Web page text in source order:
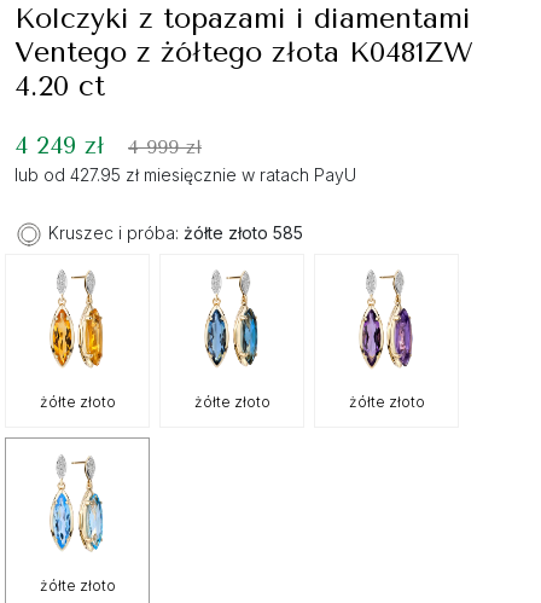
Kolczyki z topazami i diamentami
Ventego z żółtego złota K0481ZW
4.20 ct
4 249 zł 4 999 zł
lub od 427.95 zł miesięcznie w ratach PayU
Kruszec i próba: żółte złoto 585
żółte złoto żółte złoto żółte złoto
żółte złoto